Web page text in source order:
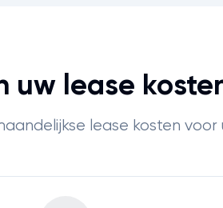
uw lease
lease kosten voor